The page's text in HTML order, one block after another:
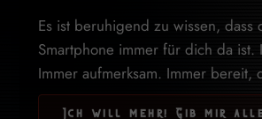
Es ist beruhigend zu wissen, dass
Smartphone immer für dich da ist.
Immer aufmerksam. Immer bereit,
Ich will mehr! Gib mir